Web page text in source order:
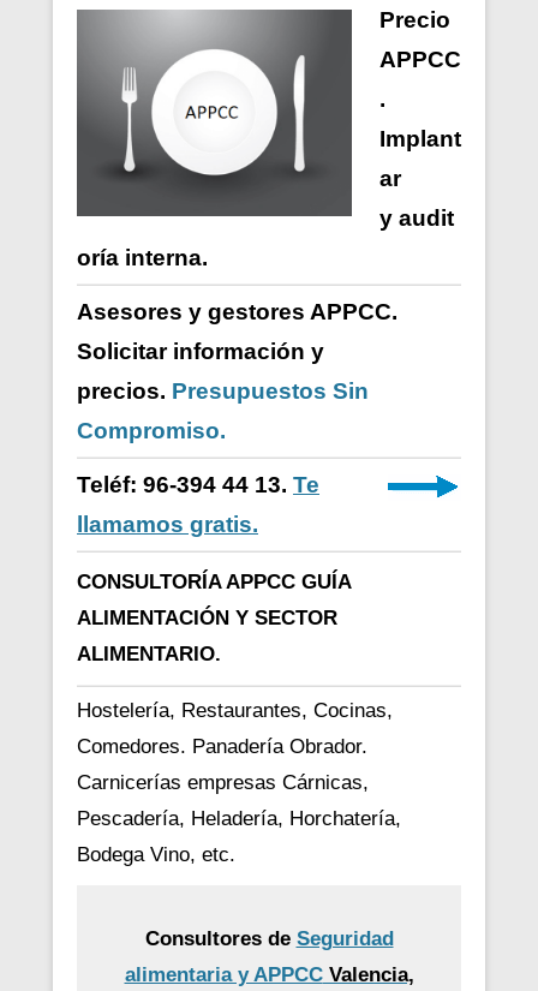
Precio
APPCC
.
Implant
ar
y audit
oría interna.
Asesores y gestores APPCC.
Solicitar información y
precios. Presupuestos Sin
Compromiso.
Teléf: 96-394 44 13. Te
llamamos gratis.
CONSULTORÍA APPCC GUÍA
ALIMENTACIÓN Y SECTOR
ALIMENTARIO.
Hostelería, Restaurantes, Cocinas,
Comedores. Panadería Obrador.
Carnicerías empresas Cárnicas,
Pescadería, Heladería, Horchatería,
Bodega Vino, etc.
Consultores de Seguridad
alimentaria y APPCCValencia,